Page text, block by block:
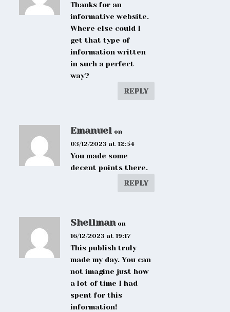
Thanks for an
informative website.
Where else could I
get that type of
information written
in such a perfect
way?
REPLY
Emanuel on
03/12/2023 at 12:54
You made some
decent points there.
REPLY
Shellman on
16/12/2023 at 19:17
This publish truly
made my day. You can
not imagine just how
a lot of time I had
spent for this
information!